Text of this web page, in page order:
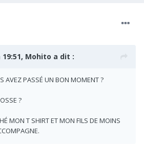
Mohito a dit :
AVEZ PASSÉ UN BON MOMENT ?
?
MON T SHIRT ET MON FILS DE MOINS